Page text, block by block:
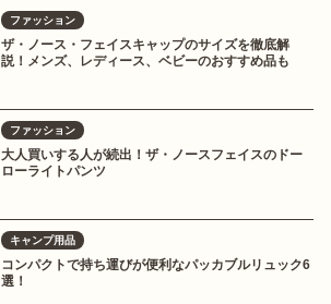
ファッション
ザ・ノース・フェイスキャップのサイズを徹底解
説！メンズ、レディース、ベビーのおすすめ品も
ファッション
大人買いする人が続出！ザ・ノースフェイスのドー
ローライトパンツ
キャンプ用品
コンパクトで持ち運びが便利なパッカブルリュック6
選！